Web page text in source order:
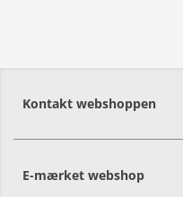
Kontakt webshoppen
E-mærket webshop